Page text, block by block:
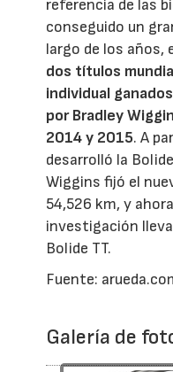
referencia de las
conseguido un
largo de los años,
dos títulos
individual
por Bradley
2014 y 2015. A
desarrolló la
Wiggins fijó el
54,526 km, y
investigación
Bolide TT.
Fuente:
Galería de